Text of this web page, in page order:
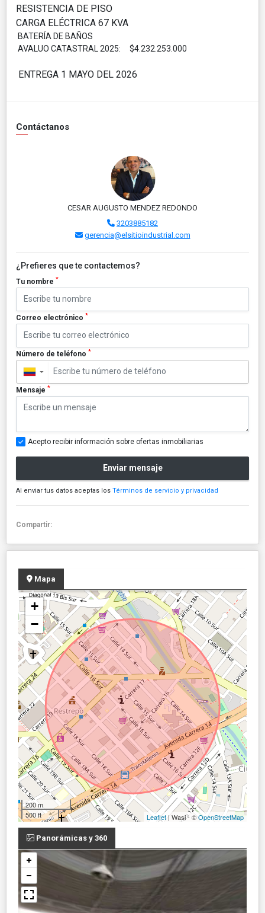
RESISTENCIA DE PISO
CARGA ELÉCTRICA 67 KVA
BATERÍA DE BAÑOS
AVALUO CATASTRAL 2025: $4.232.253.000
ENTREGA 1 MAYO DEL 2026
Contáctanos
CESAR AUGUSTO MENDEZ REDONDO
3203885182
gerencia@elsitioindustrial.com
¿Prefieres que te contactemos?
Tu nombre *
Correo electrónico *
Número de teléfono *
▼
Mensaje *
Acepto recibir información sobre ofertas inmobiliarias
Enviar mensaje
Al enviar tus datos aceptas los Términos de servicio y privacidad
Compartir:
Mapa
+
−
200 m
500 ft
Leaflet | Wasi - ©OpenStreetMap
Panorámicas y 360